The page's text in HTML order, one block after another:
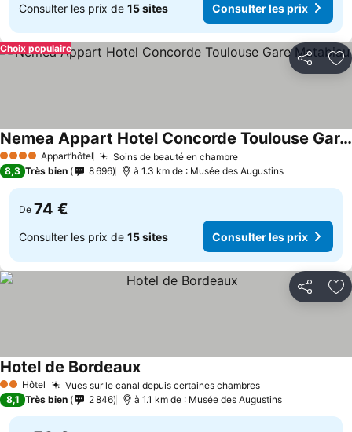
Consulter les prix de 15 sites Consulter les prix
Partager
Choix populaire
4 Étoiles Appart’hôtel Soins de beauté en chambre
Nemea Appart Hotel Concorde Toulouse Gare Matabiau
8,3 Très bien 8 696 à 1.3 km de : Musée des Augustins
De 74 €
Consulter les prix de 15 sites Consulter les prix
Partager
2 Étoiles
Hôtel Vues sur le canal depuis certaines chambres
Hotel de Bordeaux
8,1 Très bien 2 846 à 1.1 km de : Musée des Augustins